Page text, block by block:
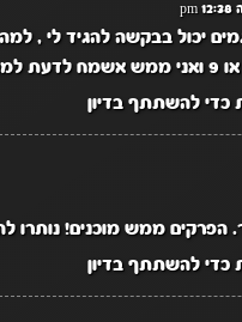
להשתתף בדיון
הפרקים ממש מוכנים! נותרו
להשתתף בדיון